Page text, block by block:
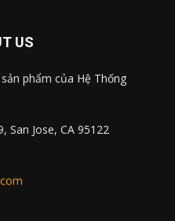
US
phẩm của Hệ Thống
San Jose, CA 95122